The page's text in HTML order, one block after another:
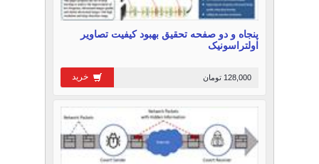
پنجاه و دو صفحه تحقیق بهبود کيفيت تصاوير
اولتراسونيک
خرید 128,000 تومان